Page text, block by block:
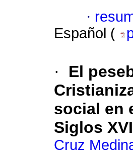
·
Español (
·
El
social en
Siglos
Cruz